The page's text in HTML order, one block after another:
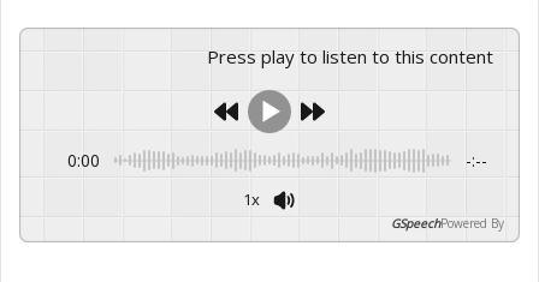
Press play to listen to this content
0:00 -:--
1x
Powered By
GSpeech